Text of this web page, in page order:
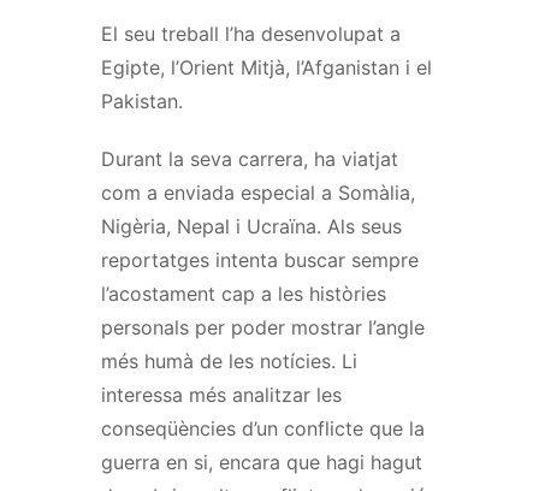
El seu treball l’ha desenvolupat a
Egipte, l’Orient Mitjà, l’Afganistan i el
Pakistan.
Durant la seva carrera, ha viatjat
com a enviada especial a Somàlia,
Nigèria, Nepal i Ucraïna. Als seus
reportatges intenta buscar sempre
l’acostament cap a les històries
personals per poder mostrar l’angle
més humà de les notícies. Li
interessa més analitzar les
conseqüències d’un conflicte que la
guerra en si, encara que hagi hagut